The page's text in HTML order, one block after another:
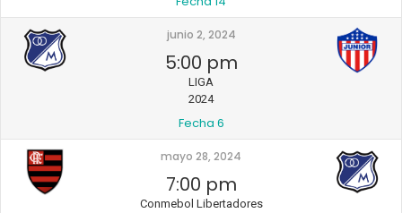
junio 2, 2024
5:00 pm
LIGA
2024
Fecha 6
mayo 28, 2024
7:00 pm
Conmebol Libertadores